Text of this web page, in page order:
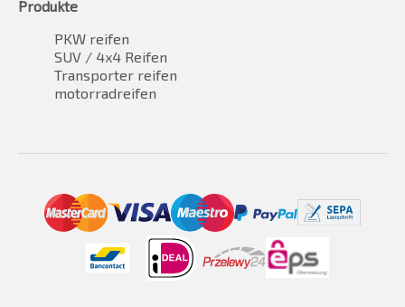
Produkte
PKW reifen
SUV / 4x4 Reifen
Transporter reifen
motorradreifen